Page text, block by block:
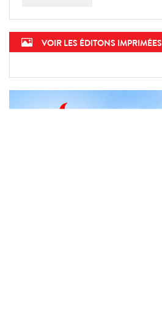
VOIR LES ÉDITONS IMPRIMÉES